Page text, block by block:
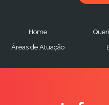
Home
Áreas de Atuação